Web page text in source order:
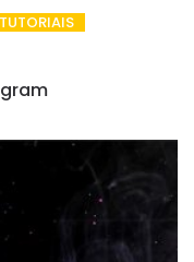
TUTORIAIS